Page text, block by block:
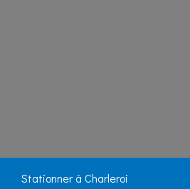
Stationner à Charleroi